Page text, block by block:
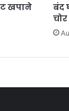
खपाने
बंद